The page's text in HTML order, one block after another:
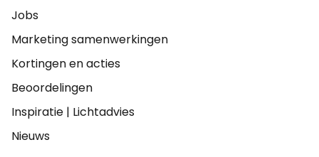
Jobs
Marketing samenwerkingen
Kortingen en acties
Beoordelingen
Inspiratie | Lichtadvies
Nieuws